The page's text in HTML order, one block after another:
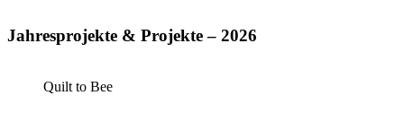
Jahresprojekte & Projekte – 2026
Quilt to Bee